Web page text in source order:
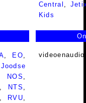
Central ,
Kids
EO
Joodse
NOS
NTS
RVU